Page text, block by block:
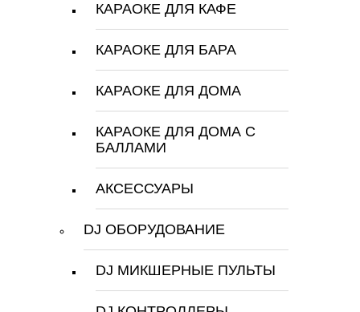
КАРАОКЕ ДЛЯ КАФЕ
КАРАОКЕ ДЛЯ БАРА
КАРАОКЕ ДЛЯ ДОМА
КАРАОКЕ ДЛЯ ДОМА С
БАЛЛАМИ
АКСЕССУАРЫ
DJ ОБОРУДОВАНИЕ
DJ МИКШЕРНЫЕ ПУЛЬТЫ